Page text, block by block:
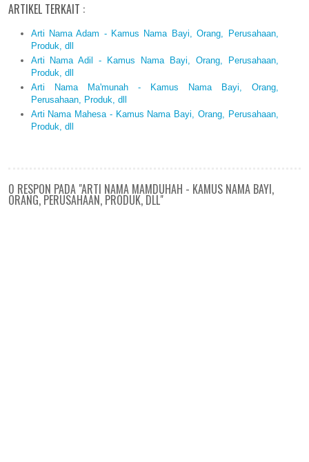
ARTIKEL TERKAIT :
Arti Nama Adam - Kamus Nama Bayi, Orang, Perusahaan,
Produk, dll
Arti Nama Adil - Kamus Nama Bayi, Orang, Perusahaan,
Produk, dll
Arti Nama Ma'munah - Kamus Nama Bayi, Orang,
Perusahaan, Produk, dll
Arti Nama Mahesa - Kamus Nama Bayi, Orang, Perusahaan,
Produk, dll
0 RESPON PADA "ARTI NAMA MAMDUHAH - KAMUS NAMA BAYI,
ORANG, PERUSAHAAN, PRODUK, DLL"